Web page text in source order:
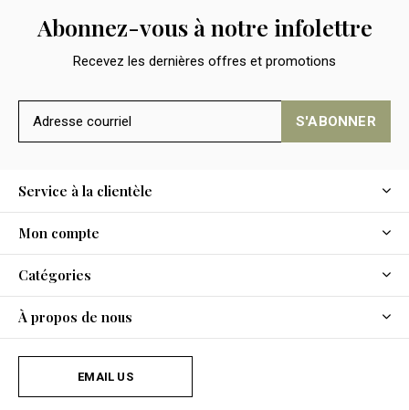
Abonnez-vous à notre infolettre
Recevez les dernières offres et promotions
S'ABONNER
Service à la clientèle
Mon compte
Catégories
À propos de nous
EMAIL US